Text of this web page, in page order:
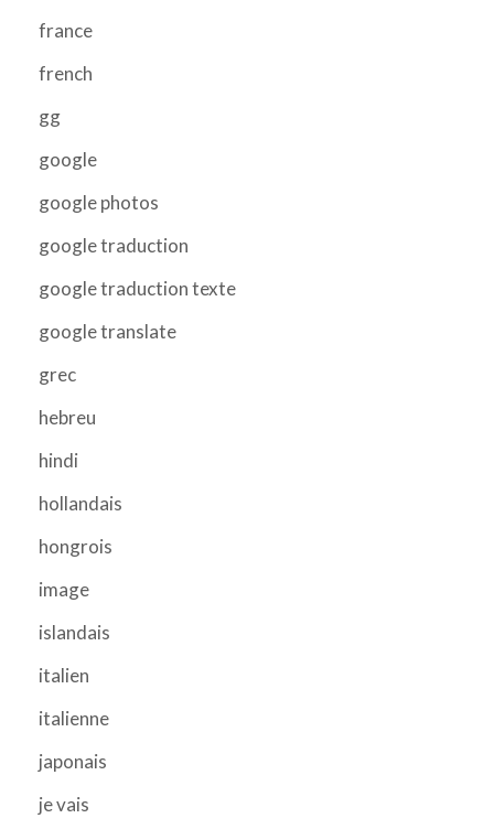
france
french
gg
google
google photos
google traduction
google traduction texte
google translate
grec
hebreu
hindi
hollandais
hongrois
image
islandais
italien
italienne
japonais
je vais